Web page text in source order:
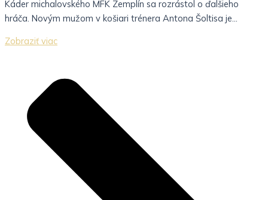
Káder michalovského MFK Zemplín sa rozrástol o ďalšieho
hráča. Novým mužom v košiari trénera Antona Šoltisa je...
Zobraziť viac